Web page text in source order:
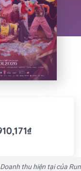
Doanh thu hiện tại của